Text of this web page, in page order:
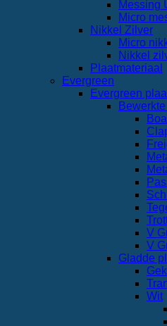
Messing
Micro
Nikkel Zilver
Micro
Nikkel
Plaatmateriaal
Evergreen
Evergreen
V
V
Gladde
Wit